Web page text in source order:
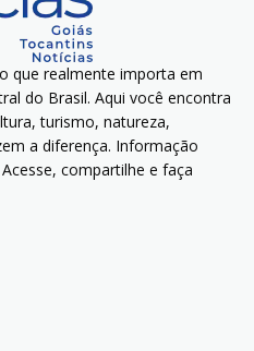
que realmente importa em
do Brasil. Aqui você encontra
turismo, natureza,
a diferença. Informação
compartilhe e faça